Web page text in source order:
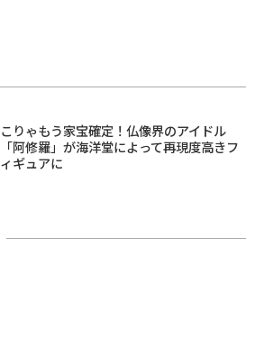
こりゃもう家宝確定！仏像界のアイドル
「阿修羅」が海洋堂によって再現度高きフ
ィギュアに